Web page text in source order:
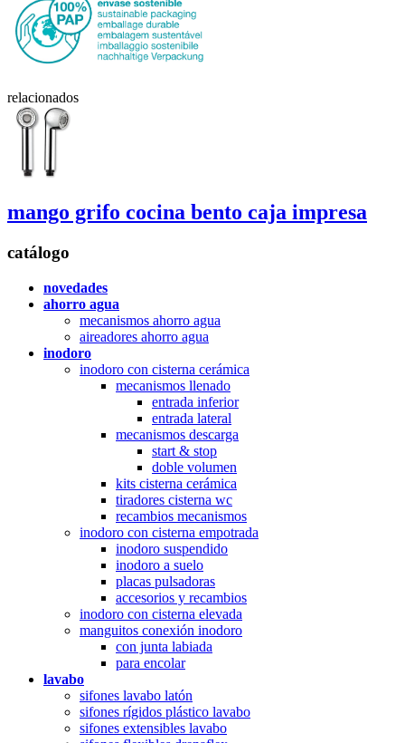
relacionados
mango grifo cocina bento caja impresa
catálogo
novedades
ahorro agua
mecanismos ahorro agua
aireadores ahorro agua
inodoro
inodoro con cisterna cerámica
mecanismos llenado
entrada inferior
entrada lateral
mecanismos descarga
start & stop
doble volumen
kits cisterna cerámica
tiradores cisterna wc
recambios mecanismos
inodoro con cisterna empotrada
inodoro suspendido
inodoro a suelo
placas pulsadoras
accesorios y recambios
inodoro con cisterna elevada
manguitos conexión inodoro
con junta labiada
para encolar
lavabo
sifones lavabo latón
sifones rígidos plástico lavabo
sifones extensibles lavabo